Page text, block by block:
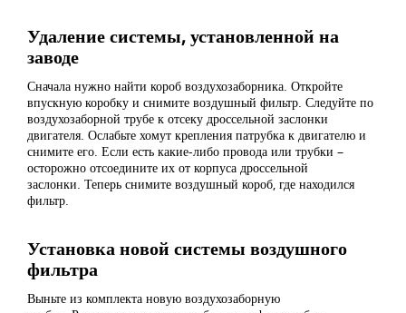
Удаление системы, установленной на
заводе
Сначала нужно найти короб воздухозаборника. Откройте
впускную коробку и снимите воздушный фильтр. Следуйте по
воздухозаборной трубе к отсеку дроссельной заслонки
двигателя. Ослабьте хомут крепления патрубка к двигателю и
снимите его. Если есть какие-либо провода или трубки –
осторожно отсоедините их от корпуса дроссельной
заслонки. Теперь снимите воздушный короб, где находился
фильтр.
Установка новой системы воздушного
фильтра
Выньте из комплекта новую воздухозаборную